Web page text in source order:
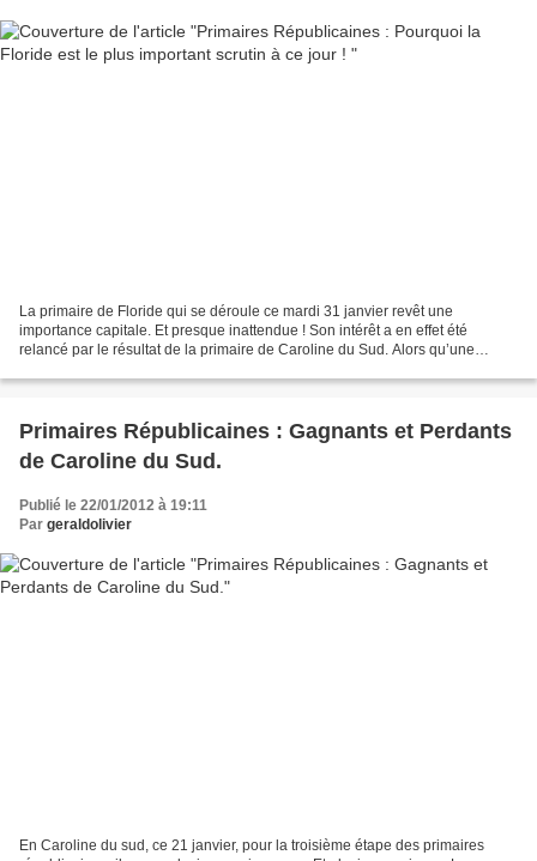
La primaire de Floride qui se déroule ce mardi 31 janvier revêt une
importance capitale. Et presque inattendue ! Son intérêt a en effet été
relancé par le résultat de la primaire de Caroline du Sud. Alors qu’une
Primaires Républicaines : Gagnants et Perdants
de Caroline du Sud.
Publié le 22/01/2012 à 19:11
Par geraldolivier
En Caroline du sud, ce 21 janvier, pour la troisième étape des primaires